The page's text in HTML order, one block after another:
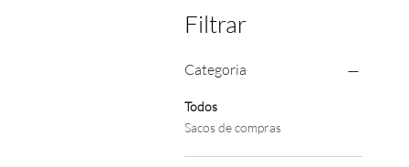
Filtrar
Categoria
Todos
Sacos de compras